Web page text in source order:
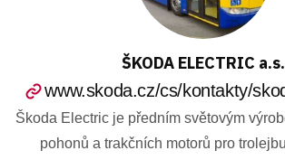
ŠKODA ELECTRIC a.s.
www.skoda.cz/cs/kontakty/
Škoda Electric je předním světovým
pohonů a trakčních motorů pro